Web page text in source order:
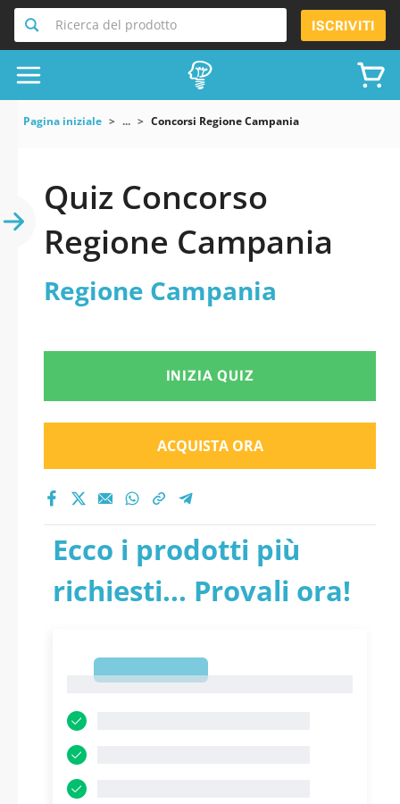
Ricerca del prodotto ISCRIVITI
Pagina iniziale ... Concorsi Regione Campania
Quiz Concorso
Regione Campania
Regione Campania
INIZIA QUIZ
ACQUISTA ORA
Ecco i prodotti più
richiesti... Provali ora!